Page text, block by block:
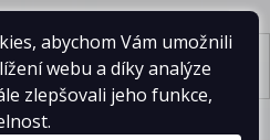
abychom Vám umožnili
webu a díky analýze
zlepšovali jeho funkce,